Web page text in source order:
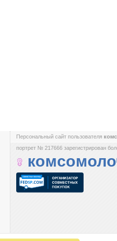
Персональный сайт пользователя
портрет № 217666 зарегистрирован